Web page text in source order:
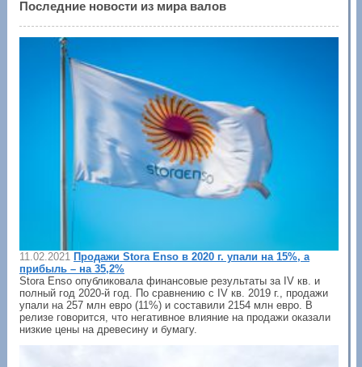
Последние новости из мира валов
11.02.2021 Продажи Stora Enso в 2020 г. упали на 15%, а
прибыль – на 35,2%
Stora Enso опубликовала финансовые результаты за IV кв. и
полный год 2020-й год. По сравнению с IV кв. 2019 г., продажи
упали на 257 млн евро (11%) и составили 2154 млн евро. В
релизе говорится, что негативное влияние на продажи оказали
низкие цены на древесину и бумагу.